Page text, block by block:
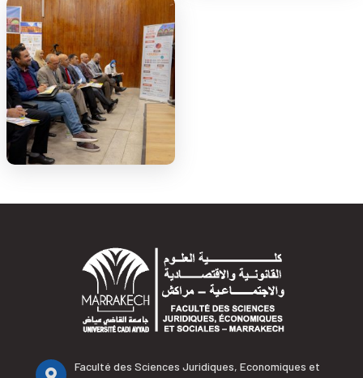
Faculté des Sciences Juridiques, Economiques et